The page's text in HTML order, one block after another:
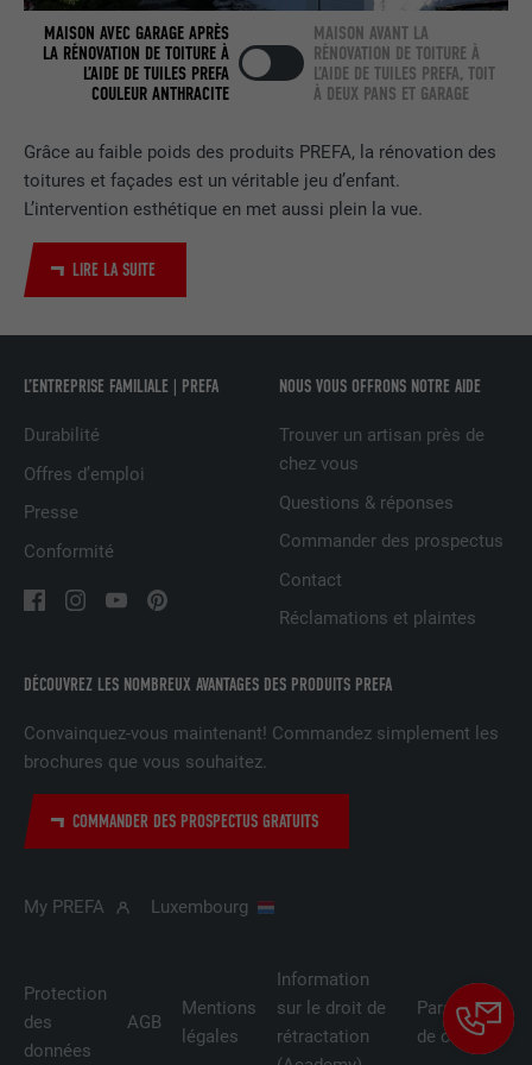
Grâce au faible poids des produits PREFA, la rénovation des
toitures et façades est un véritable jeu d’enfant.
L’intervention esthétique en met aussi plein la vue.
LIRE LA SUITE
MAISON AVEC GARAGE APRÈS
LA RÉNOVATION DE TOITURE À
L’AIDE DE TUILES PREFA
COULEUR ANTHRACITE
MAISON AVANT LA
RÉNOVATION DE TOITURE À
L’AIDE DE TUILES PREFA, TOIT
À DEUX PANS ET GARAGE
DÉCOUVREZ LES NOMBREUX AVANTAGES DES PRODUITS PREFA
Convainquez-vous maintenant! Commandez simplement les
brochures que vous souhaitez.
COMMANDER DES PROSPECTUS GRATUITS
L’ENTREPRISE FAMILIALE | PREFA
Durabilité
Offres d’emploi
Presse
Conformité
NOUS VOUS OFFRONS NOTRE AIDE
Trouver un artisan près de
chez vous
Questions & réponses
Commander des prospectus
Contact
Réclamations et plaintes
My PREFA Luxembourg
Protection
des
données
AGB
Mentions
légales
Information
sur le droit de
rétractation
Paramètres
de cookies
EXPIRATION 2 ans
services intégrés.
NOM
FOURNISSEUR
UTILITÉ
LinkedIn pour suivre l'utilisation de
services intégrés
UserMatchHistory
FOURNISSEUR
UTILITÉ
Est utilisé pour suivre l'utilisateur sur
plusieurs sites Internet afin d'afficher de
la publicité adaptée aux préférences de
l'utilisateur.
NOM lidc
FOURNISSEUR LinkedIn
UTILITÉ
Utilisé par le service de réseau social
LinkedIn pour suivre l'utilisation de